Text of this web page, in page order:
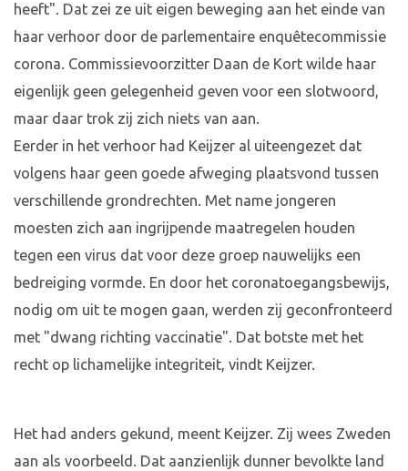
heeft". Dat zei ze uit eigen beweging aan het einde van
haar verhoor door de parlementaire enquêtecommissie
corona. Commissievoorzitter Daan de Kort wilde haar
eigenlijk geen gelegenheid geven voor een slotwoord,
maar daar trok zij zich niets van aan.
Eerder in het verhoor had Keijzer al uiteengezet dat
volgens haar geen goede afweging plaatsvond tussen
verschillende grondrechten. Met name jongeren
moesten zich aan ingrijpende maatregelen houden
tegen een virus dat voor deze groep nauwelijks een
bedreiging vormde. En door het coronatoegangsbewijs,
nodig om uit te mogen gaan, werden zij geconfronteerd
met "dwang richting vaccinatie". Dat botste met het
recht op lichamelijke integriteit, vindt Keijzer.
Het had anders gekund, meent Keijzer. Zij wees Zweden
aan als voorbeeld. Dat aanzienlijk dunner bevolkte land